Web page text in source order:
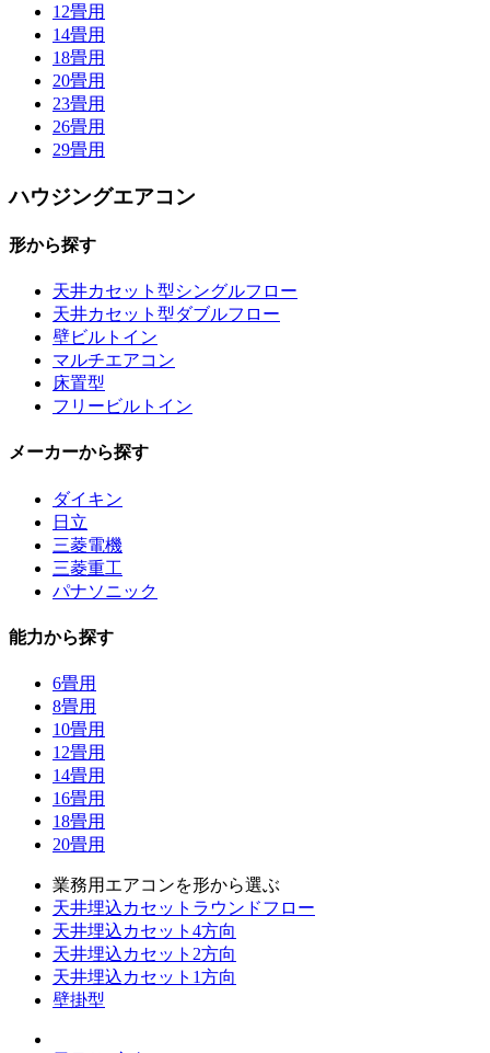
12畳用
14畳用
18畳用
20畳用
23畳用
26畳用
29畳用
ハウジングエアコン
形から探す
天井カセット型シングルフロー
天井カセット型ダブルフロー
壁ビルトイン
マルチエアコン
床置型
フリービルトイン
メーカーから探す
ダイキン
日立
三菱電機
三菱重工
パナソニック
能力から探す
6畳用
8畳用
10畳用
12畳用
14畳用
16畳用
18畳用
20畳用
業務用エアコンを形から選ぶ
天井埋込カセットラウンドフロー
天井埋込カセット4方向
天井埋込カセット2方向
天井埋込カセット1方向
壁掛型